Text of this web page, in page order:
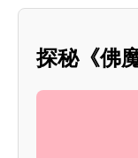
探秘《佛